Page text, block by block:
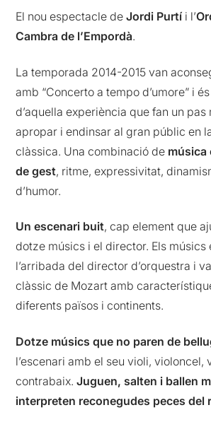
El nou espectacle deJordi Purtí i l’
Cambra de l’Empordà.
La temporada 2014-2015 van
amb “Concerto a tempo d’umore” i
d’aquella experiència que fan un pas
apropar i endinsar al gran públic en
clàssica. Una combinació de música
de gest, ritme, expressivitat,
d’humor.
Un escenari buit, cap element que
dotze músics i el director. Els músics
l’arribada del director d’orquestra i
clàssic de Mozart amb
diferents països i continents.
Dotze músics que no paren de
l’escenari amb el seu violi, violoncel,
contrabaix.Juguen, salten i ballen
interpreten reconegudes peces del